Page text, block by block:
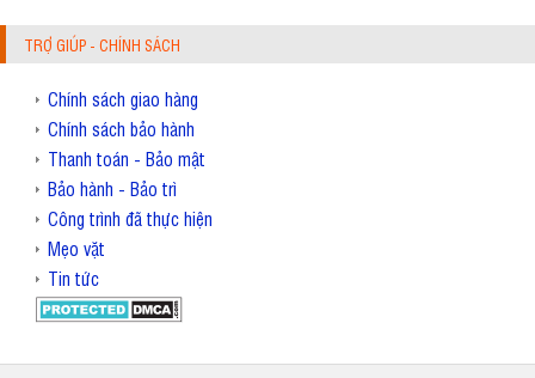
TRỢ GIÚP - CHÍNH SÁCH
Chính sách giao hàng
Chính sách bảo hành
Thanh toán - Bảo mật
Bảo hành - Bảo trì
Công trình đã thực hiện
Mẹo vặt
Tin tức